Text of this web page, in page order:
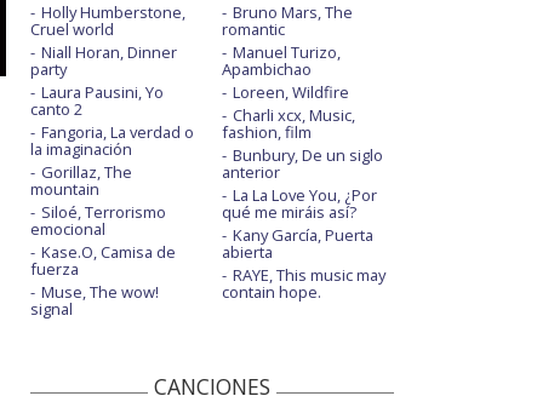
Holly Humberstone,
Cruel world
Niall Horan, Dinner
party
Laura Pausini, Yo
canto 2
Fangoria, La verdad o
la imaginación
Gorillaz, The
mountain
Siloé, Terrorismo
emocional
Kase.O, Camisa de
fuerza
Muse, The wow!
signal
Bruno Mars, The
romantic
Manuel Turizo,
Apambichao
Loreen, Wildfire
Charli xcx, Music,
fashion, film
Bunbury, De un siglo
anterior
La La Love You, ¿Por
qué me miráis así?
Kany García, Puerta
abierta
RAYE, This music may
contain hope.
CANCIONES